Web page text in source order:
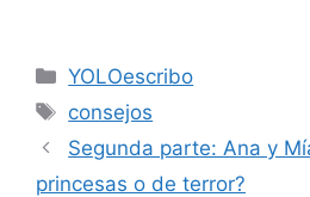
Categorías
YOLOescribo
Etiquetas
consejos
Segunda parte: Ana y
princesas o de terror?